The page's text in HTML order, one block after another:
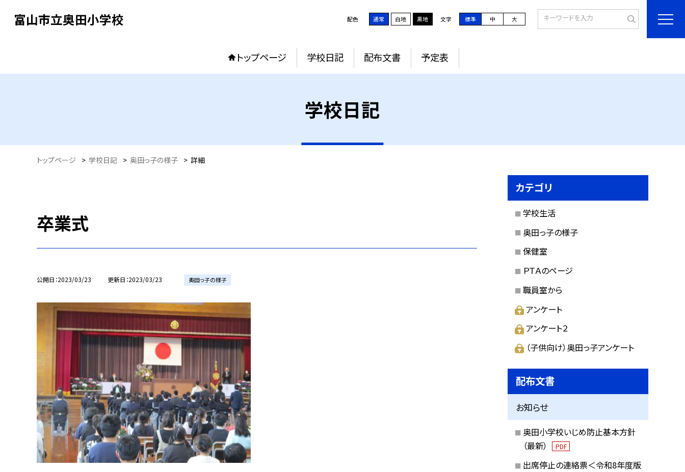
富山市立奥田小学校 配色 通常 白地 黒地 文字 標準 中 大
トップページ 学校日記 配布文書 予定表
学校日記
トップページ > 学校日記 > 奥田っ子の様子 > 詳細
卒業式
公開日 2023/03/23 更新日 2023/03/23 奥田っ子の様子
カテゴリ
学校生活
奥田っ子の様子
保健室
ＰＴＡのページ
職員室から
アンケート
アンケート２
（子供向け）奥田っ子アンケート
配布文書
お知らせ
奥田小学校いじめ防止基本方針
（最新）
PDF
出席停止の連絡票＜令和8年度版